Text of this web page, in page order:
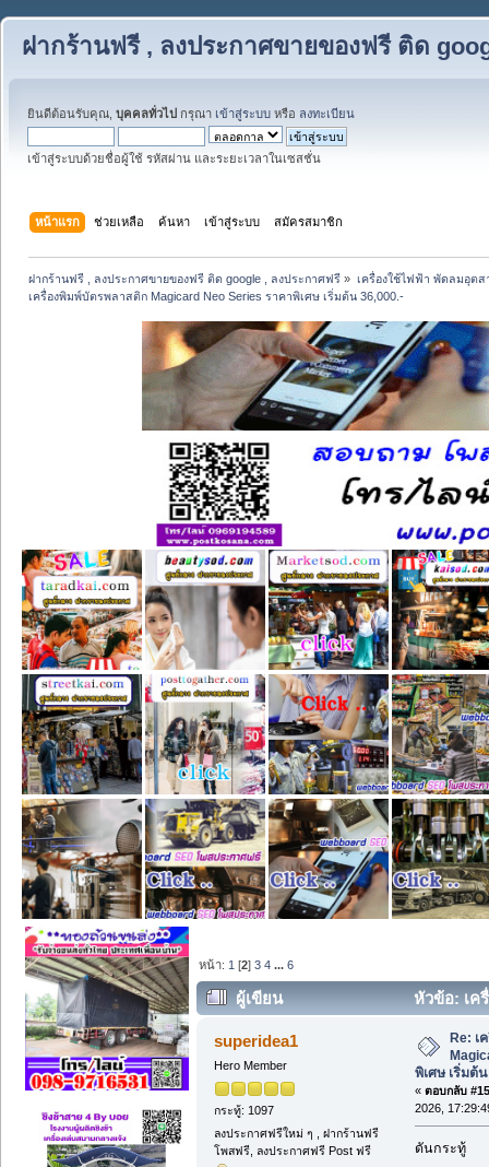
ฝากร้านฟรี , ลงประกาศขายของฟรี ติด
ยินดีต้อนรับคุณ, บุคคลทั่วไป กรุณา เข้าสู่ระบบ หรือ ลงทะเบียน
เข้าสู่ระบบด้วยชื่อผู้ใช้ รหัสผ่าน และระยะเวลาในเซสชั่น
หน้าแรก ช่วยเหลือ ค้นหา เข้าสู่ระบบ สมัครสมาชิก
ฝากร้านฟรี , ลงประกาศขายของฟรี ติด google , ลงประกาศฟรี » เครื่องใช้ไฟฟ้า พัดลมอุต
เครื่องพิมพ์บัตรพลาสติก Magicard Neo Series ราคาพิเศษ เริ่มต้น 36,000.-
หน้า: 1 [2]3 4 ...6
ผู้เขียน
หัวข้อ: เค
พิเศษ เริ่มต้น 36,000.- (อ่าน 499 ครั้ง)
superidea1
Hero Member
กระทู้: 1097
ลงประกาศฟรีใหม่ ๆ , ฝากร้านฟรี
โพสฟรี, ลงประกาศฟรี Post ฟรี
Re: เ
พิเศษ เริ่มต้
« ตอบกลับ
2026,
ดันกระทู้